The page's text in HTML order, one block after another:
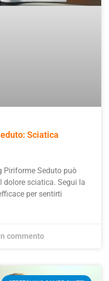
Sciatica
Piriforme Seduto può
dolore sciatica. Segui la
per sentirti
commento